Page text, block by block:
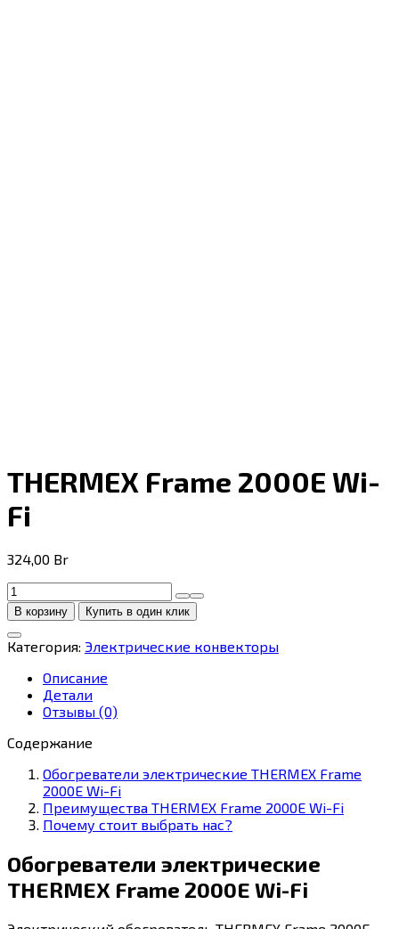
THERMEX Frame 2000E Wi-
Fi
324,00 Br
Количество
товара
THERMEX
Frame
2000E
Wi-
В корзину Купить в один клик
Категория: Электрические конвекторы
Описание
Детали
Отзывы (0)
Содержание
Обогреватели электрические THERMEX Frame
2000E Wi-Fi
Преимущества THERMEX Frame 2000E Wi-Fi
Почему стоит выбрать нас?
Обогреватели электрические
THERMEX Frame 2000E Wi-Fi